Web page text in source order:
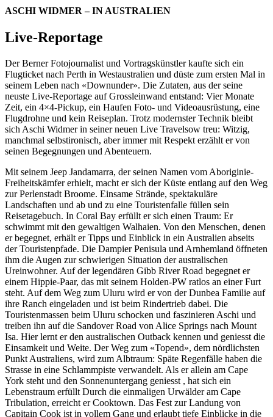
ASCHI WIDMER – IN AUSTRALIEN
Live-Reportage
Der Berner Fotojournalist und Vortragskünstler kaufte sich ein
Flugticket nach Perth in Westaustralien und düste zum ersten Mal in
seinem Leben nach «Downunder». Die Zutaten, aus der seine
neuste Live-Reportage auf Grossleinwand entstand: Vier Monate
Zeit, ein 4×4-Pickup, ein Haufen Foto- und Videoausrüstung, eine
Flugdrohne und kein Reiseplan. Trotz modernster Technik bleibt
sich Aschi Widmer in seiner neuen Live Travelsow treu: Witzig,
manchmal selbstironisch, aber immer mit Respekt erzählt er von
seinen Begegnungen und Abenteuern.
Mit seinem Jeep Jandamarra, der seinen Namen vom Aboriginie-
Freiheitskämfer erhielt, macht er sich der Küste entlang auf den Weg
zur Perlenstadt Broome. Einsame Strände, spektakuläre
Landschaften und ab und zu eine Touristenfalle füllen sein
Reisetagebuch. In Coral Bay erfüllt er sich einen Traum: Er
schwimmt mit den gewaltigen Walhaien. Von den Menschen, denen
er begegnet, erhält er Tipps und Einblick in ein Australien abseits
der Touristenpfade. Die Dampier Penisula und Arnhemland öffneten
ihm die Augen zur schwierigen Situation der australischen
Ureinwohner. Auf der legendären Gibb River Road begegnet er
einem Hippie-Paar, das mit seinem Holden-PW ratlos an einer Furt
steht. Auf dem Weg zum Uluru wird er von der Dunbea Familie auf
ihre Ranch eingeladen und ist beim Rindertrieb dabei. Die
Touristenmassen beim Uluru schocken und faszinieren Aschi und
treiben ihn auf die Sandover Road von Alice Springs nach Mount
Isa. Hier lernt er den australischen Outback kennen und geniesst die
Einsamkeit und Weite. Der Weg zum «Topend», dem nördlichsten
Punkt Australiens, wird zum Albtraum: Späte Regenfälle haben die
Strasse in eine Schlammpiste verwandelt. Als er allein am Cape
York steht und den Sonnenuntergang geniesst , hat sich ein
Lebenstraum erfüllt Durch die einmaligen Urwälder am Cape
Tribulation, erreicht er Cooktown. Das Fest zur Landung von
Capitain Cook ist in vollem Gang und erlaubt tiefe Einblicke in die